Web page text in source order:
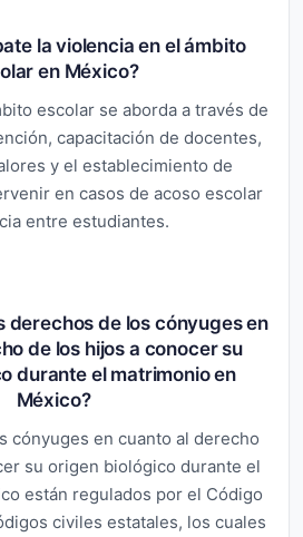
la violencia en el ámbito
en México?
escolar se aborda a través de
capacitación de docentes,
y el establecimiento de
en casos de acoso escolar
entre estudiantes.
derechos de los cónyuges en
de los hijos a conocer su
durante el matrimonio en
México?
cónyuges en cuanto al derecho
su origen biológico durante el
están regulados por el Código
civiles estatales, los cuales